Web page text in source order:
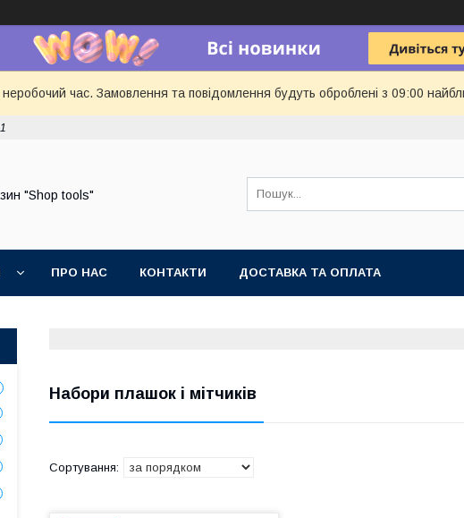
неробочий час. Замовлення та повідомлення будуть оброблені з 09:00
"Shop tools"
ПРО НАС КОНТАКТИ ДОСТАВКА ТА ОПЛАТА
Набори плашок і мітчиків